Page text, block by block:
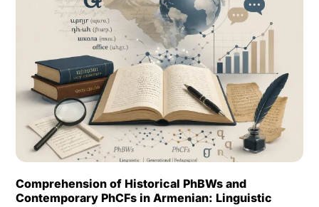
Comprehension of Historical PhBWs and
Contemporary PhCFs in Armenian: Linguistic